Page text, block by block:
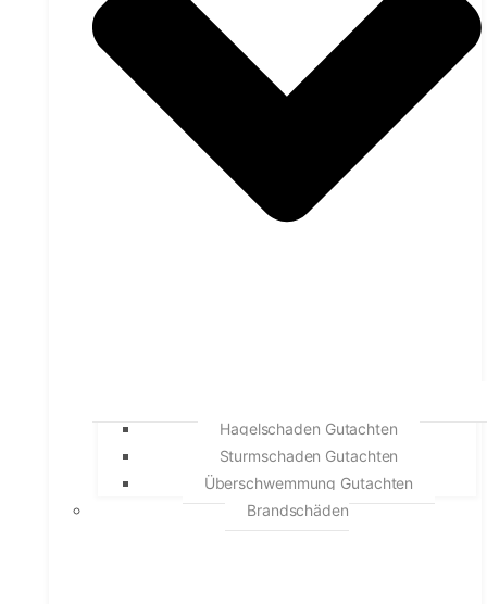
Hagelschaden Gutachten
Sturmschaden Gutachten
Überschwemmung Gutachten
Brandschäden